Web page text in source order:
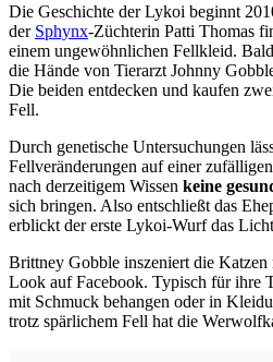
Die Geschichte der Lykoi beginnt
der Sphynx-Züchterin Patti Thomas
einem ungewöhnlichen Fellkleid.
die Hände von Tierarzt Johnny
Die beiden entdecken und kaufen
Fell.
Durch genetische Untersuchungen
Fellveränderungen auf einer
nach derzeitigem Wissen keine
sich bringen. Also entschließt das
erblickt der erste Lykoi-Wurf das
Brittney Gobble inszeniert die
Look auf Facebook. Typisch für ihre
mit Schmuck behangen oder in
trotz spärlichem Fell hat die